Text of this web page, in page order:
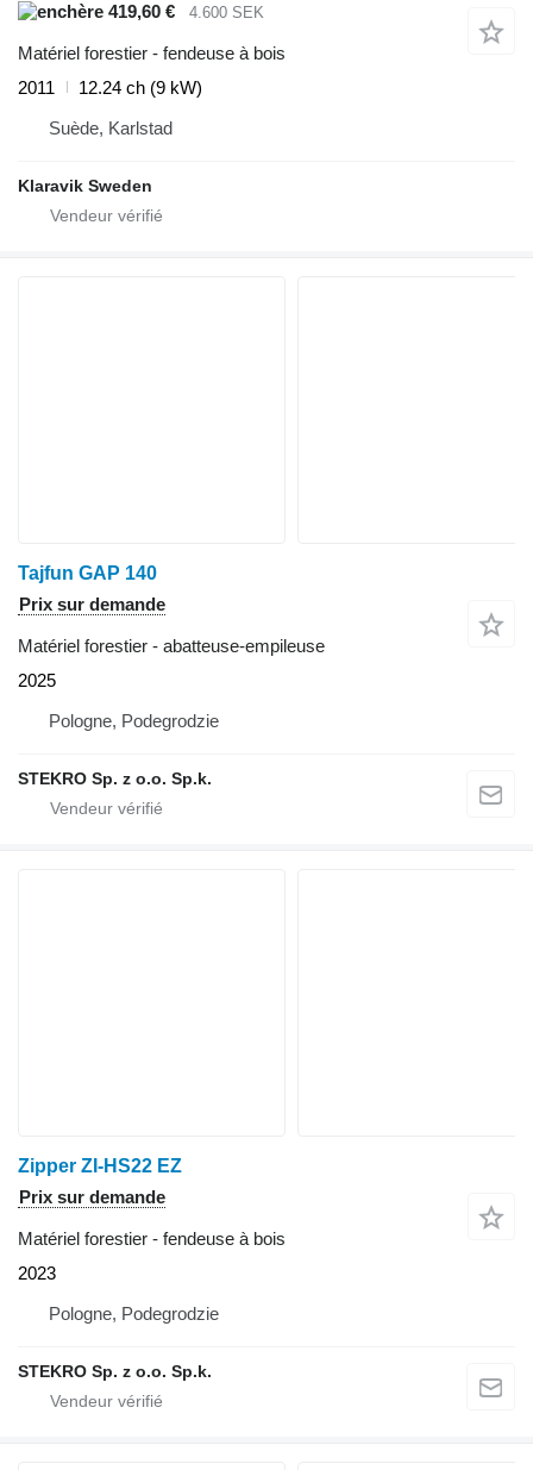
419,60 €
4.600 SEK
Matériel forestier - fendeuse à bois
2011
12.24 ch (9 kW)
Suède, Karlstad
Klaravik Sweden
Tajfun GAP 140
Prix sur demande
Matériel forestier - abatteuse-empileuse
2025
Pologne, Podegrodzie
STEKRO Sp. z o.o. Sp.k.
Zipper ZI-HS22 EZ
Prix sur demande
Matériel forestier - fendeuse à bois
2023
Pologne, Podegrodzie
STEKRO Sp. z o.o. Sp.k.